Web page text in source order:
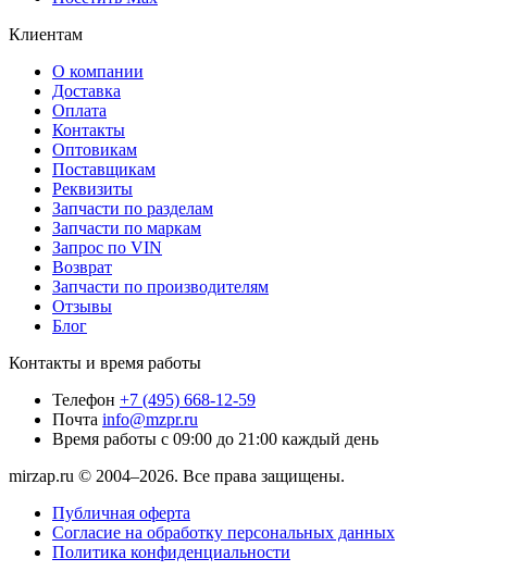
Клиентам
О компании
Доставка
Оплата
Контакты
Оптовикам
Поставщикам
Реквизиты
Запчасти по разделам
Запчасти по маркам
Запрос по VIN
Возврат
Запчасти по производителям
Отзывы
Блог
Контакты и время работы
Телефон +7 (495) 668-12-59
Почта info@mzpr.ru
Время работы с 09:00 до 21:00 каждый день
mirzap.ru © 2004–2026. Все права защищены.
Публичная оферта
Согласие на обработку персональных данных
Политика конфиденциальности